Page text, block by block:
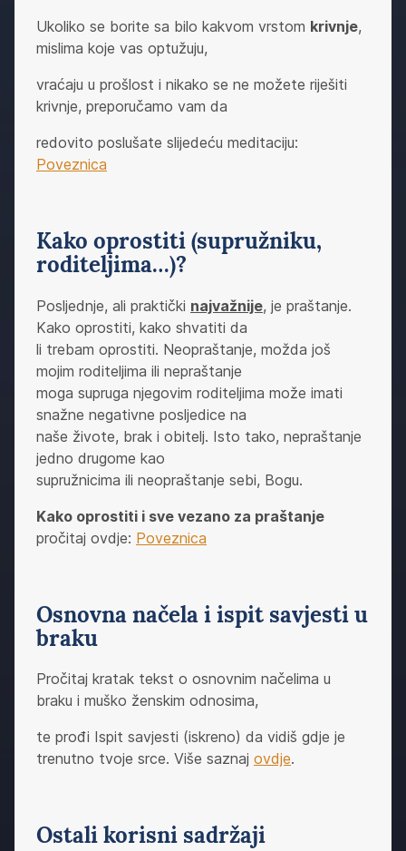
Ukoliko se borite sa bilo kakvom vrstom krivnje,
mislima koje vas optužuju,
vraćaju u prošlost i nikako se ne možete riješiti
krivnje, preporučamo vam da
redovito poslušate slijedeću meditaciju:
Poveznica
Kako oprostiti (supružniku,
roditeljima…)?
Posljednje, ali praktički najvažnije, je praštanje.
Kako oprostiti, kako shvatiti da
li trebam oprostiti. Neopraštanje, možda još
mojim roditeljima ili nepraštanje
moga supruga njegovim roditeljima može imati
snažne negativne posljedice na
naše živote, brak i obitelj. Isto tako, nepraštanje
jedno drugome kao
supružnicima ili neopraštanje sebi, Bogu.
Kako oprostiti i sve vezano za praštanje
pročitaj ovdje: Poveznica
Osnovna načela i ispit savjesti u
braku
Pročitaj kratak tekst o osnovnim načelima u
braku i muško ženskim odnosima,
te prođi Ispit savjesti (iskreno) da vidiš gdje je
trenutno tvoje srce. Više saznaj ovdje.
Ostali korisni sadržaji